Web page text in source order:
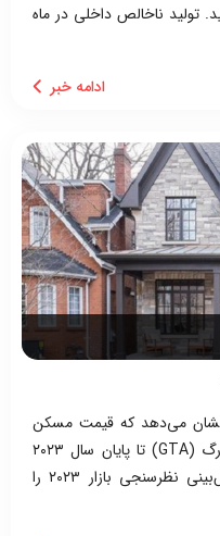
دلار رسید. تولید ناخالص داخلی در ماه
می‌دهد که قیمت مسکن
برای اکثر واحدها در منطقه تورنتو بزرگ (GTA) تا پایان سال ۲۰۲۳
کاهش می‌یابد. Royal LePage پیش‌بینی نظرسنجی بازار ۲۰۲۳ را